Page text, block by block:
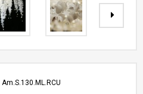
Am.S.130.ML.RCU